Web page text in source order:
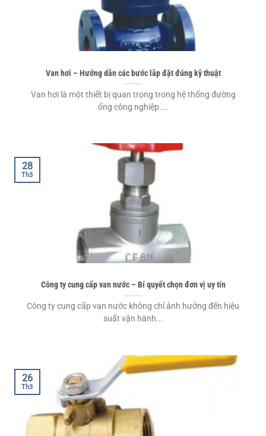
Van hơi – Hướng dẫn các bước lắp đặt đúng kỹ thuật
Van hơi là một thiết bị quan trọng trong hệ thống đường
ống công nghiệp....
Công ty cung cấp van nước – Bí quyết chọn đơn vị uy tín
Công ty cung cấp van nước không chỉ ảnh hưởng đến hiệu
suất vận hành...
28
Th3
26
Th3